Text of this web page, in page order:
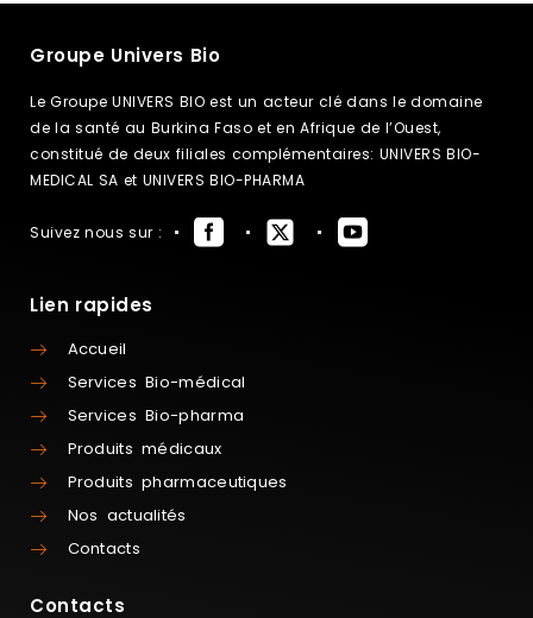
Groupe Univers Bio
Le Groupe UNIVERS BIO est un acteur clé dans le domaine
de la santé au Burkina Faso et en Afrique de l’Ouest,
constitué de deux filiales complémentaires: UNIVERS BIO-
MEDICAL SA et UNIVERS BIO-PHARMA
Suivez nous sur :
Lien rapides
Accueil
Services Bio-médical
Services Bio-pharma
Produits médicaux
Produits pharmaceutiques
Nos actualités
Contacts
Contacts